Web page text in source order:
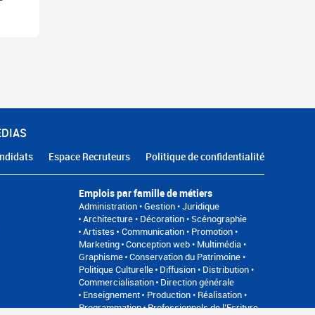
Espace Recruteurs Politique de confidentialité
Emplois par famille de métiers
Administration • Gestion • Juridique
Architecture • Décoration • Scénographie
Artistes
Communication • Promotion •
Marketing Conception web • Multimédia •
Graphisme Conservation du Patrimoine •
Politique Culturelle Diffusion • Distribution •
Commercialisation Direction générale
Enseignement
Production • Réalisation •
Programmation Professionnels de l’Ecriture